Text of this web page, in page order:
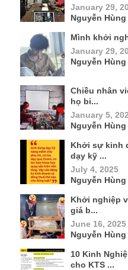
January 29,
Nguyễn
Mình khởi
January 29,
Nguyễn
Chiều nhân
họ bi...
January 5,
Nguyễn
Khởi sự kinh
dạy kỹ ...
July 4, 2025
Nguyễn
Khởi nghiệp
giá b...
June 16, 2025
Nguyễn
10 Kinh
cho KTS ...